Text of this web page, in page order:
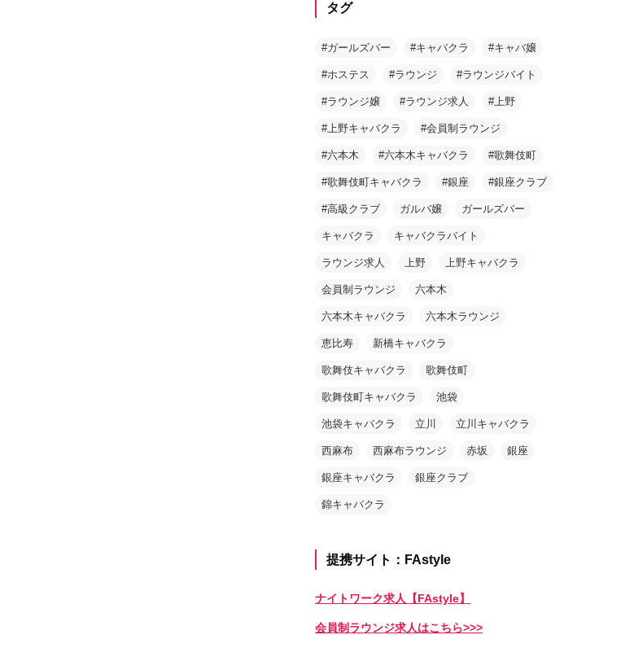
タグ
#ガールズバー #キャバクラ #キャバ嬢
#ホステス #ラウンジ #ラウンジバイト
#ラウンジ嬢 #ラウンジ求人 #上野
#上野キャバクラ #会員制ラウンジ
#六本木 #六本木キャバクラ #歌舞伎町
#歌舞伎町キャバクラ #銀座 #銀座クラブ
#高級クラブ ガルバ嬢 ガールズバー
キャバクラ キャバクラバイト
ラウンジ求人 上野 上野キャバクラ
会員制ラウンジ 六本木
六本木キャバクラ 六本木ラウンジ
恵比寿 新橋キャバクラ
歌舞伎キャバクラ 歌舞伎町
歌舞伎町キャバクラ 池袋
池袋キャバクラ 立川 立川キャバクラ
西麻布 西麻布ラウンジ 赤坂 銀座
銀座キャバクラ 銀座クラブ
錦キャバクラ
提携サイト：FAstyle
ナイトワーク求人【FAstyle】
会員制ラウンジ求人はこちら>>>